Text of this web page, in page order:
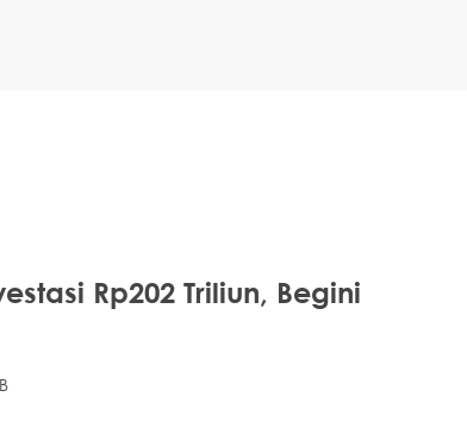
Rp202 Triliun, Begini